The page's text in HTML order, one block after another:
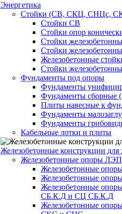
Энергетика
Стойки (СВ, СКЦ, СНЦс,
Стойки СВ
Стойки опор
Стойки
Стойки
Железобетонные
Стойки
Фундаменты под опоры
Фундаменты
Фундаменты сборные
Плиты навесные к
Фундаменты
Фундаменты
Кабельные лотки и плиты
Железобетонные конструкции для
Железобетонные опоры ЛЭП
Железобетонные
Железобетонные
Железобетонные
СБ.К.Д и СЦ СБ.К.Д
Железобетонные